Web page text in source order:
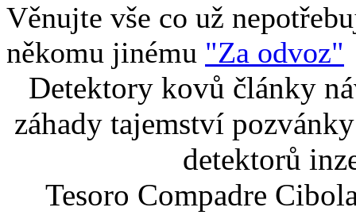
Věnujte vše co už
někomu jinému "Za odvoz"
Detektory kovů články
záhady tajemství
detektorů
Tesoro Compadre